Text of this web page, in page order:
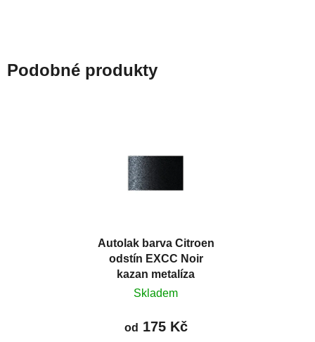
Podobné produkty
Autolak barva Citroen
odstín EXCC Noir
kazan metalíza
Skladem
od 175 Kč